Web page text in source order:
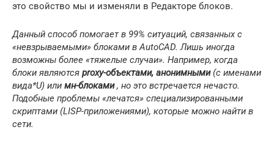
это свойство мы и изменяли в Редакторе блоков.
Данный способ помогает в 99% ситуаций, связанных с
«невзрываемыми» блоками в AutoCAD. Лишь иногда
возможны более «тяжелые случаи». Например, когда
блоки являются proxy-объектами, анонимными(с именами
вида*U) или мн-блоками, но это встречается нечасто.
Подобные проблемы «лечатся» специализированными
скриптами (LISP-приложениями), которые можно найти в
сети.